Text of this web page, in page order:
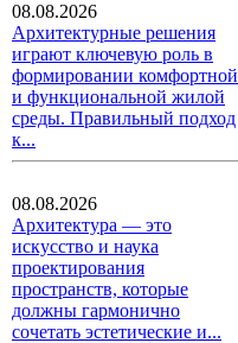
08.08.2026
Архитектурные решения
играют ключевую роль в
формировании комфортной
и функциональной жилой
среды. Правильный подход
к...
08.08.2026
Архитектура — это
искусство и наука
проектирования
пространств, которые
должны гармонично
сочетать эстетические и...